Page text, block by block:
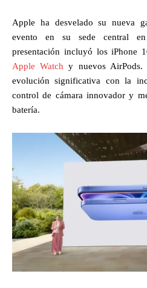
Apple ha desvelado su nueva
evento en su sede central
presentación incluyó los iPhone
Apple Watch y nuevos
evolución significativa con la
control de cámara innovador y
batería.